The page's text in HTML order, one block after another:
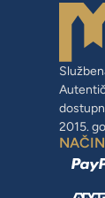
2015.